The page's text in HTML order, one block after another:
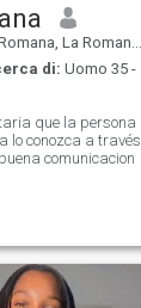
La Romana, Rep. Dominicana
di: Uomo 35 -
que la persona
lo conozca a través
comunicacion